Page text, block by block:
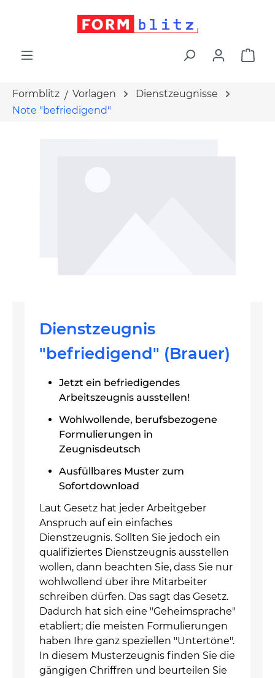
Formblitz Vorlagen
Dienstzeugnisse
Note "befriedigend"
Dienstzeugnis
"befriedigend" (Brauer)
Jetzt ein befriedigendes
Arbeitszeugnis ausstellen!
Wohlwollende, berufsbezogene
Formulierungen in
Zeugnisdeutsch
Ausfüllbares Muster zum
Sofortdownload
Laut Gesetz hat jeder Arbeitgeber
Anspruch auf ein einfaches
Dienstzeugnis. Sollten Sie jedoch ein
qualifiziertes Dienstzeugnis ausstellen
wollen, dann beachten Sie, dass Sie nur
wohlwollend über ihre Mitarbeiter
schreiben dürfen. Das sagt das Gesetz.
Dadurch hat sich eine "Geheimsprache"
etabliert; die meisten Formulierungen
haben Ihre ganz speziellen "Untertöne".
In diesem Musterzeugnis finden Sie die
gängigen Chriffren und beurteilen Sie